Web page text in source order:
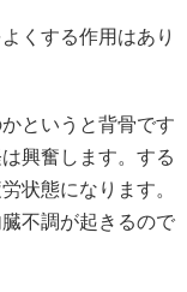
くする作用はあり
というと背骨です
興奮します。する
状態になります。
不調が起きるので